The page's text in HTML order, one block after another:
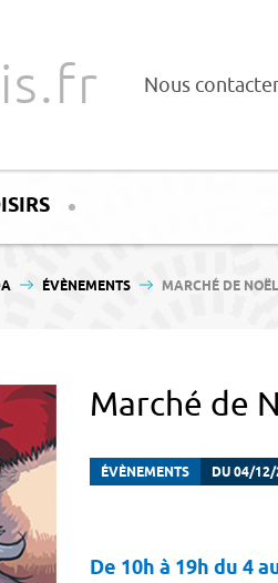
Nous
ÉVÈNEMENTS MARCHÉ DE NOËL
Marché de
ÉVÈNEMENTS DU 04/
De 10h à 19h du 4